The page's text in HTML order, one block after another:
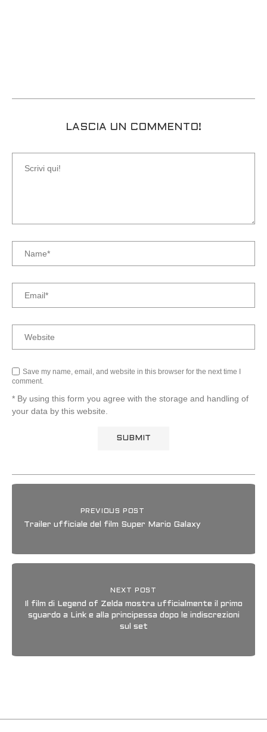
LASCIA UN COMMENTO!
Save my name, email, and website in this browser for the next time I
comment.
* By using this form you agree with the storage and handling of
your data by this website.
PREVIOUS POST
Trailer ufficiale del film Super Mario Galaxy
NEXT POST
Il film di Legend of Zelda mostra ufficialmente il primo
sguardo a Link e alla principessa dopo le indiscrezioni
sul set